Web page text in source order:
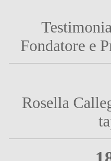
Fondatore e
Rosella